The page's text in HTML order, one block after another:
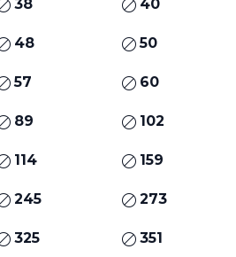
38 40
48 50
57 60
89 102
114 159
245 273
325 351